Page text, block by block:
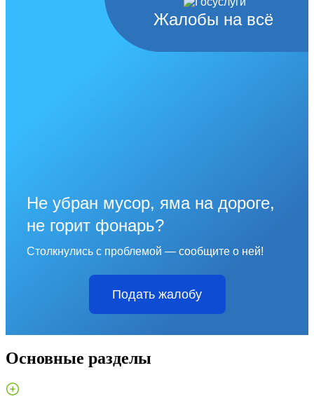
Жалобы на всё
Не убран мусор, яма на дороге,
не горит фонарь?
Столкнулись с проблемой — сообщите о ней!
Подать жалобу
Основные разделы